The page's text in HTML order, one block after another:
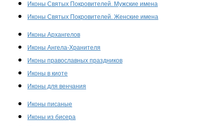
Иконы Святых Покровителей. Мужские имена
Иконы Святых Покровителей. Женские имена
Иконы Архангелов
Иконы Ангела-Хранителя
Иконы православных праздников
Иконы в киоте
Иконы для венчания
Иконы писаные
Иконы из бисера